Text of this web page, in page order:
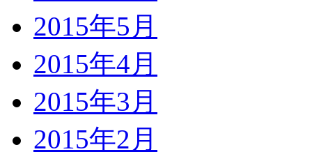
2015年5月
2015年4月
2015年3月
2015年2月